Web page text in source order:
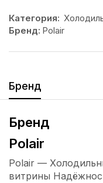
Категория:
Бренд: Polair
Бренд
Бренд
Polair
Polair —
витрины